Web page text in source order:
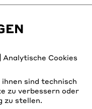
Analytische Cookies
ihnen sind technisch
zu verbessern oder
zu stellen.